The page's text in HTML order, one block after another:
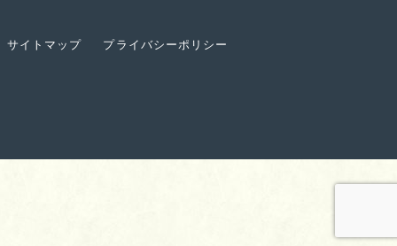
サイトマップ プライバシーポリシー